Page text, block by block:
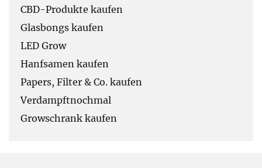
CBD-Produkte kaufen
Glasbongs kaufen
LED Grow
Hanfsamen kaufen
Papers, Filter & Co. kaufen
Verdampftnochmal
Growschrank kaufen